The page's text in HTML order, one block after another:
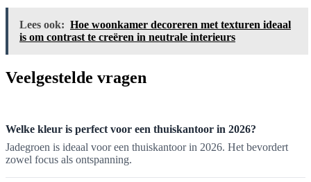
Lees ook: Hoe woonkamer decoreren met texturen ideaal
is om contrast te creëren in neutrale interieurs
Veelgestelde vragen
Welke kleur is perfect voor een thuiskantoor in 2026?
Jadegroen is ideaal voor een thuiskantoor in 2026. Het bevordert
zowel focus als ontspanning.